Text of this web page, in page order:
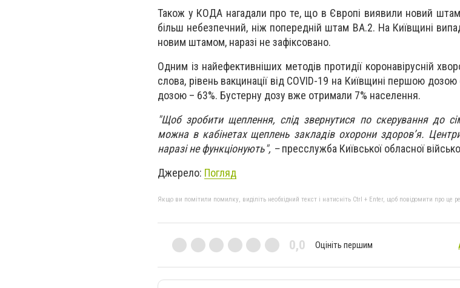
Також у КОДА нагадали про те, що в Європі виявили новий
більш небезпечний, ніж попередній штам ВА.2. На Київщині
новим штамом, наразі не зафіксовано.
Одним із найефективніших методів протидії коронавірусній
слова, рівень вакцинації від COVID-19 на Київщині першою
дозою – 63%. Бустерну дозу вже отримали 7% населення.
"Щоб зробити щеплення, слід звернутися по скерування до
можна в кабінетах щеплень закладів охорони здоров’я.
наразі не функціонують", –пресслужба Київської обласної
Джерело: Погляд
Якщо ви помітили помилку, виділіть необхідний текст і натисніть Ctrl + Enter, щоб повідомити про це
0,0 Оцініть першим